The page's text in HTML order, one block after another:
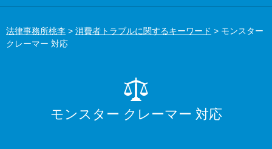
法律事務所桃李 > 消費者トラブルに関するキーワード > モンスター
クレーマー 対応
モンスター クレーマー 対応